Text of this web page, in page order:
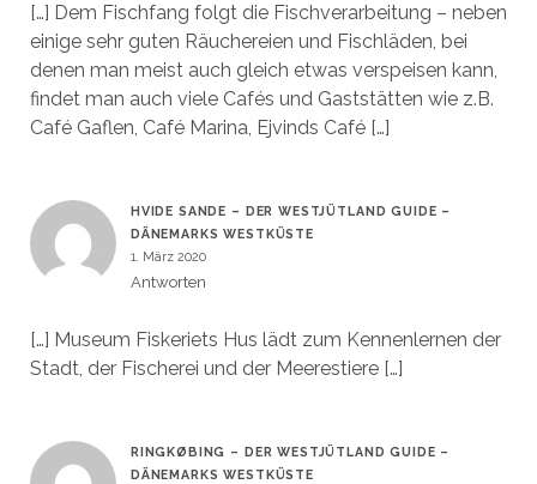
[…] Dem Fischfang folgt die Fischverarbeitung – neben
einige sehr guten Räuchereien und Fischläden, bei
denen man meist auch gleich etwas verspeisen kann,
findet man auch viele Cafés und Gaststätten wie z.B.
Café Gaflen, Café Marina, Ejvinds Café […]
HVIDE SANDE – DER WESTJÜTLAND GUIDE –
DÄNEMARKS WESTKÜSTE
1. März 2020
Antworten
[…] Museum Fiskeriets Hus lädt zum Kennenlernen der
Stadt, der Fischerei und der Meerestiere […]
RINGKØBING – DER WESTJÜTLAND GUIDE –
DÄNEMARKS WESTKÜSTE